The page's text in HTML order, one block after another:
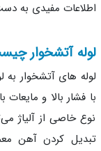
مفیدی به دست
آتشخوار
های آتشخوار به
بالا و مایعات با
خاصی از آلیاژ
کردن آهن